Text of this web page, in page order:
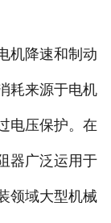
机降速和制动
耗来源于电机
电压保护。在
器广泛运用于
领域大型机械